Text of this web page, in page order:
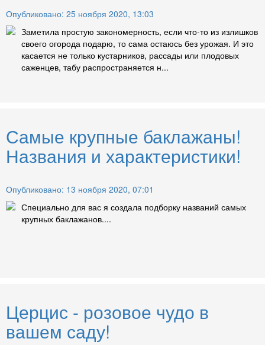
Опубликовано: 25 ноября 2020, 13:03
Заметила простую закономерность, если что-то из излишков
своего огорода подарю, то сама остаюсь без урожая. И это
касается не только кустарников, рассады или плодовых
саженцев, табу распространяется н...
Самые крупные баклажаны!
Названия и характеристики!
Опубликовано: 13 ноября 2020, 07:01
Специально для вас я создала подборку названий самых
крупных баклажанов....
Церцис - розовое чудо в
вашем саду!